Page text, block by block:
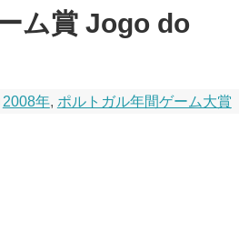
ム賞 Jogo do
2008年, ポルトガル年間ゲーム大賞